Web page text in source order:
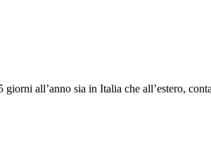
all’anno sia in Italia che all’estero,